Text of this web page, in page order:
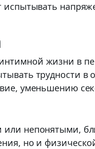
испытывать
жизни в
трудности
уменьшению
или непонятыми,
но и